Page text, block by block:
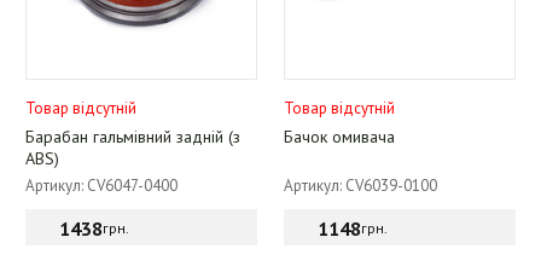
Товар відсутній
Барабан гальмівний задній (з
ABS)
Артикул: CV6047-0400
1438грн.
Товар відсутній
Бачок омивача
Артикул: CV6039-0100
1148грн.